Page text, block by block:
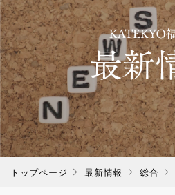
トップページ 最新情報 総合